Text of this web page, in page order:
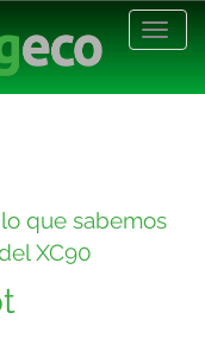
que sabemos
XC90